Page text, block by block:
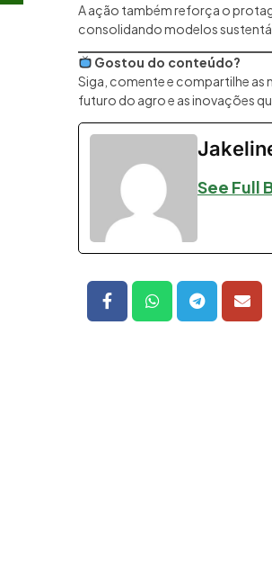
A ação também reforça o
consolidando modelos
Gostou do conteúdo?
Siga, comente e compartilhe as
futuro do agro e as inovações
See Full